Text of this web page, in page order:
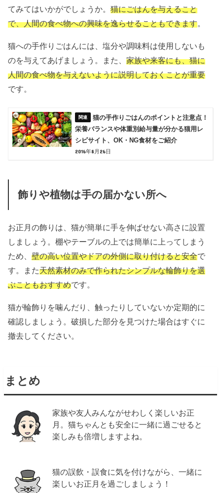
てみてはいかがでしょうか。猫にごはんを与えること
で、人間の食べ物への興味を逸らせることもできます。
猫への手作りごはんには、塩分や調味料は使用しないも
のを与えてあげましょう。
また、家族や来客にも、猫に
人間の食べ物を与えないように説明しておくことが重要
です。
猫の手作りごはんのポイントと注意点！
栄養バランスや体重別給与量が分かる猫用レ
シピサイト、OK・NG食材をご紹介
2016年8月26日
飾りや植物は手の届かない所へ
お正月の飾りは、猫が簡単に手を伸ばせない高さに設置
しましょう。棚やテーブルの上では簡単に上ってしまう
ため、壁の高い位置やドアの外側に取り付けると安全で
す。
また天然素材のみで作られたシンプルな輪飾りを選
ぶこともおすすめです。
猫が輪飾りを噛んだり、触ったりしていないか定期的に
確認しましょう。破損した部分を見つけた場合はすぐに
撤去してください。
まとめ
家族や友人みんながせわしく楽しいお正
月。猫ちゃんとも安全に一緒に過ごせると
楽しみも倍増しますよね。
猫の誤飲・誤食に気を付けながら、一緒に
楽しいお正月を過ごしましょう！